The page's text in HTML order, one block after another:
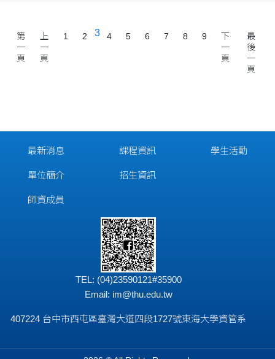
第
一
頁
上
一
頁
1 2 3 4 5 6 7 8 9
下
一
頁
最
後
一
頁
最新消息
單位簡介
師資成員
課程資訊
招生資訊
學生活動
TEL: (04)23590121#35900
Email: im@thu.edu.tw
407224 台中市西屯區臺灣大道四段1727號東海大學資管系